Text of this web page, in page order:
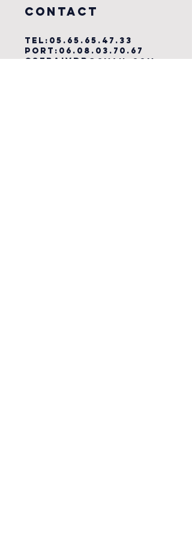
COntact
TEL: 05.65.65.47.33
PORT: 06.08.03.70.67
csebaivdr@gmail.com